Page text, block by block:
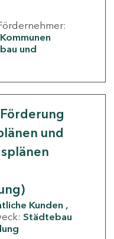
Kommunen
und
und
Kunden
Städtebau